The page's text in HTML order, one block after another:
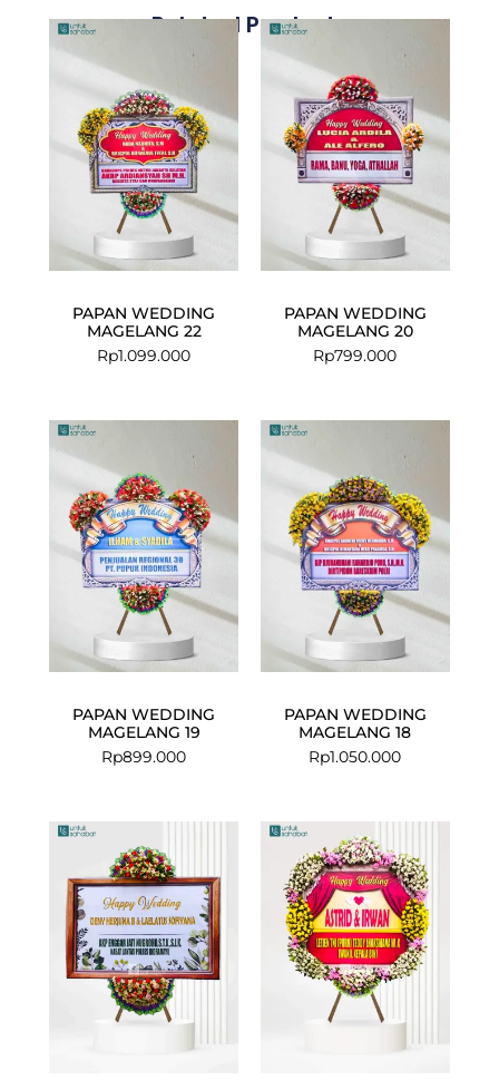
Related Products
PAPAN WEDDING
MAGELANG 22
Rp1.099.000
PAPAN WEDDING
MAGELANG 20
Rp799.000
PAPAN WEDDING
MAGELANG 19
Rp899.000
PAPAN WEDDING
MAGELANG 18
Rp1.050.000